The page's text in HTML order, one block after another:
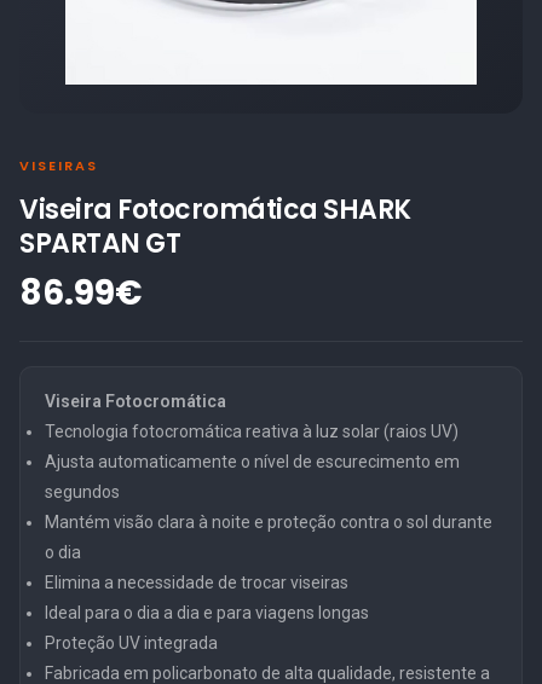
VISEIRAS
Viseira Fotocromática SHARK
SPARTAN GT
86.99€
Viseira Fotocromática
Tecnologia fotocromática reativa à luz solar (raios UV)
Ajusta automaticamente o nível de escurecimento em
segundos
Mantém visão clara à noite e proteção contra o sol durante
o dia
Elimina a necessidade de trocar viseiras
Ideal para o dia a dia e para viagens longas
Proteção UV integrada
Fabricada em policarbonato de alta qualidade, resistente a